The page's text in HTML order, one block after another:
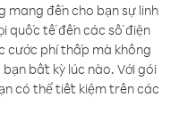
mang đến cho bạn sự linh
quốc tế đến các số điện
cước phí thấp mà không
bất kỳ lúc nào. Với gói
có thể tiết kiệm trên các